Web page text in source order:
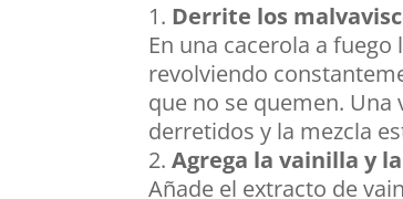
Derrite los
En una cacerola a
revolviendo
que no se quemen.
derretidos y la mezcla
Agrega la vainilla y
Añade el extracto de